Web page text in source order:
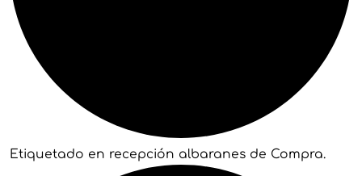
Etiquetado en recepción albaranes de Compra.